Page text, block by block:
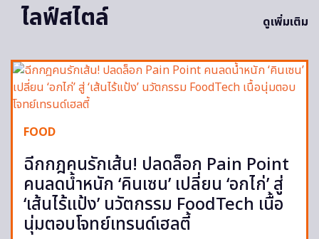
ไลฟ์สไตล์
ดูเพิ่มเติม
FOOD
ฉีกกฎคนรักเส้น! ปลดล็อก Pain Point
คนลดน้ำหนัก ‘คินเซน’ เปลี่ยน ‘อกไก่’ สู่
‘เส้นไร้แป้ง’ นวัตกรรม FoodTech เนื้อ
นุ่มตอบโจทย์เทรนด์เฮลตี้